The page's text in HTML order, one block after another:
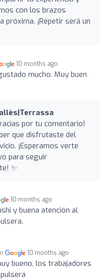
con los brazos
próxima. ¡Repetir será un
10 months ago
mucho. Muy buen
por tu comentario!
que disfrutaste del
¡Esperamos verte
para seguir
✨
10 months ago
y buena atención al
10 months ago
bueno, los trabajadores